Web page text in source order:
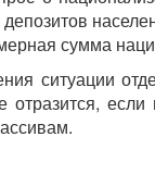
сумма
ситуации
отразится,